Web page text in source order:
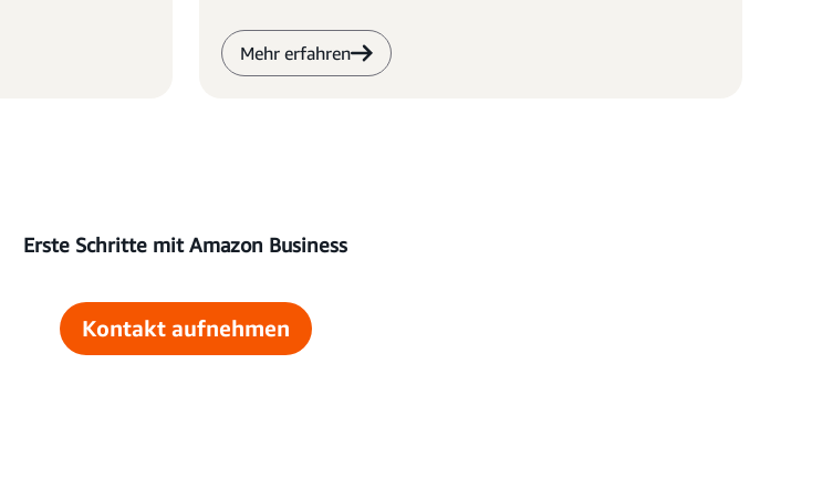
Mehr erfahren
Erste Schritte mit Amazon Business
Kontakt aufnehmen